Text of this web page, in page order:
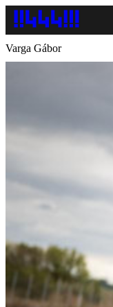
Varga Gábor